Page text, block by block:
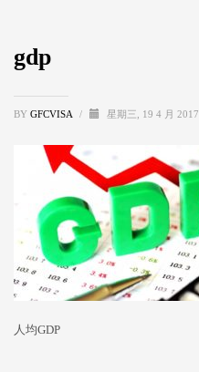
gdp
BY GFCVISA / 星期三, 19 4 月 2017
人均GDP